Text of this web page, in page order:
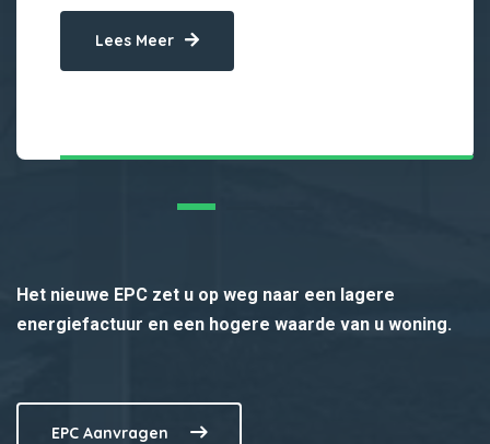
Lees Meer
Het nieuwe EPC zet u op weg naar een lagere
energiefactuur en een hogere waarde van u woning.
EPC Aanvragen